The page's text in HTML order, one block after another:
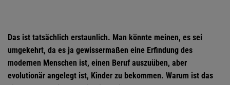
Das ist tatsächlich erstaunlich. Man könnte meinen, es sei
umgekehrt, da es ja gewissermaßen eine Erfindung des
modernen Menschen ist, einen Beruf auszuüben, aber
evolutionär angelegt ist, Kinder zu bekommen. Warum ist das